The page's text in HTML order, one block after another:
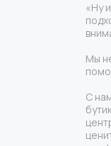
«Ну
Мы
С